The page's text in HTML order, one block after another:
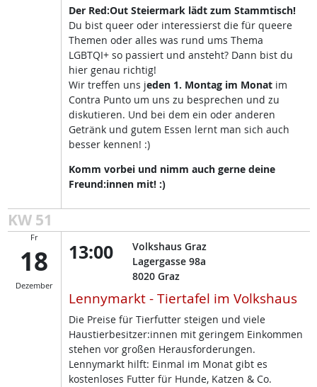
Der Red:Out Steiermark lädt zum Stammtisch!
Du bist queer oder interessierst die für queere
Themen oder alles was rund ums Thema
LGBTQI+ so passiert und ansteht? Dann bist du
hier genau richtig!
Wir treffen uns jeden 1. Montag im Monat im
Contra Punto um uns zu besprechen und zu
diskutieren. Und bei dem ein oder anderen
Getränk und gutem Essen lernt man sich auch
besser kennen! :)
Komm vorbei und nimm auch gerne deine
Freund:innen mit! :)
KW 51
Fr
18
Dezember
13:00
Volkshaus Graz
Lagergasse 98a
8020 Graz
Lennymarkt - Tiertafel im Volkshaus
Die Preise für Tierfutter steigen und viele
Haustierbesitzer:innen mit geringem Einkommen
stehen vor großen Herausforderungen.
Lennymarkt hilft: Einmal im Monat gibt es
kostenloses Futter für Hunde, Katzen & Co.